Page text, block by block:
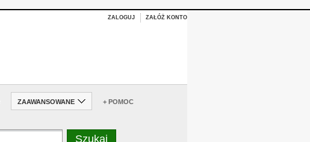
ZALOGUJ ZAŁÓŻ KONTO
ZAAWANSOWANE + POMOC